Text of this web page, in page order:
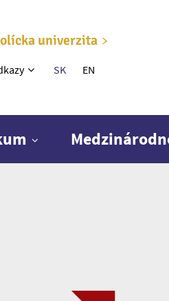
univerzita
SK EN